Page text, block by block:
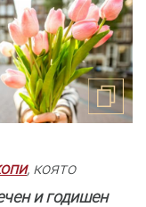
, която
и годишен